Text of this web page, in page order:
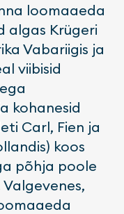
loomaaeda
algas Krügeri
Vabariigis ja
viibisid
kohanesid
Carl, Fien ja
koos
põhja poole